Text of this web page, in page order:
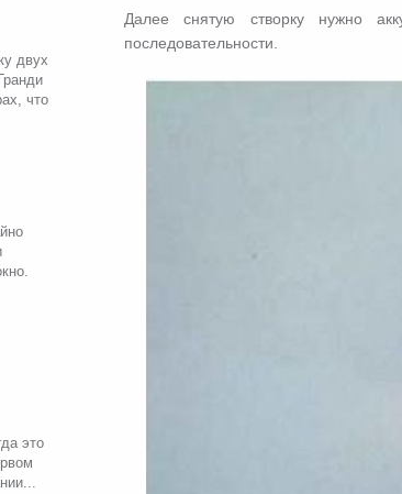
двух
что
это
Далее снятую створку нужно
последовательности.